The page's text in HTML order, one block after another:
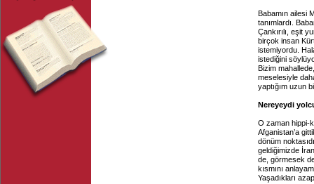
Babamın ailesi
tanımlardı.
Çankırılı, eşit
birçok insan
istemiyordu.
istediğini
Bizim
meselesiyle
yaptığım uzun
Nereyeydi
O zaman hippi-
Afganistan’a
dönüm
geldiğimizde
de, görmesek
kısmını
Yaşadıkları